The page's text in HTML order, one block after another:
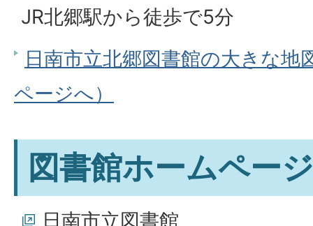
JR北郷駅から徒歩で5分
日南市立北郷図書館の大きな
ページへ）
図書館ホームページ
日南市立図書館